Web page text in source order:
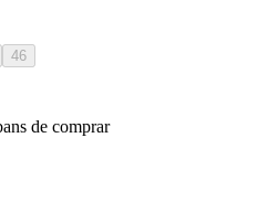
46
de comprar